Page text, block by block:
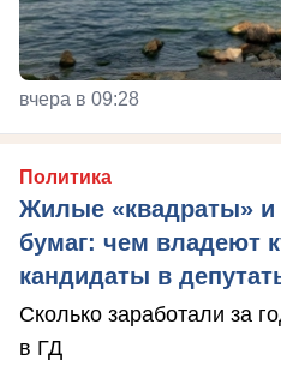
вчера в 09:28
Политика
Жилые «квадраты»
бумаг: чем владеют
кандидаты в
Сколько заработали за
в ГД